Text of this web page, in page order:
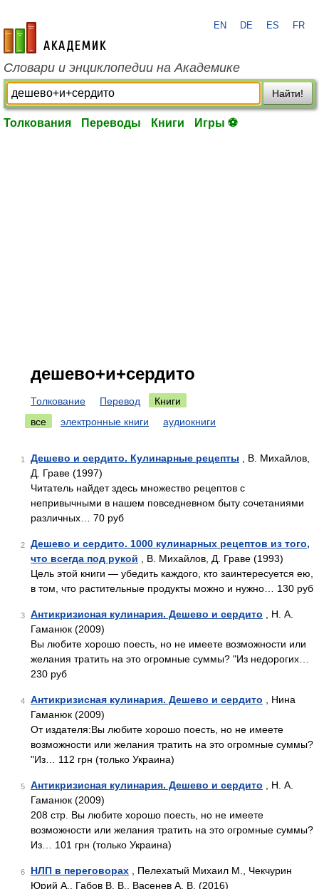
academic.ru
EN DE ES FR
Словари и энциклопедии на Академике
Найти!
Толкования Переводы Книги Игры ⚽
дешево+и+сердито
Толкование Перевод
Книги
все
электронные книги аудиокниги
1 Дешево и сердито. Кулинарные рецепты , В. Михайлов,
Д. Граве (1997)
Читатель найдет здесь множество рецептов с
непривычными в нашем повседневном быту сочетаниями
различных… 70 руб
2
Дешево и сердито. 1000 кулинарных рецептов из того,
что всегда под рукой , В. Михайлов, Д. Граве (1993)
Цель этой книги — убедить каждого, кто заинтересуется ею,
в том, что растительные продукты можно и нужно… 130 руб
3 Антикризисная кулинария. Дешево и сердито , Н. А.
Гаманюк (2009)
Вы любите хорошо поесть, но не имеете возможности или
желания тратить на это огромные суммы? "Из недорогих…
230 руб
4 Антикризисная кулинария. Дешево и сердито , Нина
Гаманюк (2009)
От издателя:Вы любите хорошо поесть, но не имеете
возможности или желания тратить на это огромные суммы?
"Из… 112 грн (только Украина)
5 Антикризисная кулинария. Дешево и сердито , Н. А.
Гаманюк (2009)
208 стр. Вы любите хорошо поесть, но не имеете
возможности или желания тратить на это огромные суммы?
Из… 101 грн (только Украина)
6 НЛП в переговорах , Пелехатый Михаил М., Чекчурин
Юрий А., Габов В. В., Васенев А. В. (2016)